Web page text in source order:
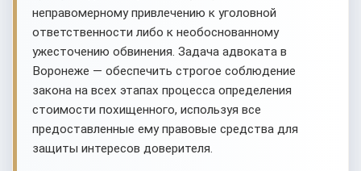
неправомерному привлечению к уголовной
ответственности либо к необоснованному
ужесточению обвинения. Задача адвоката в
Воронеже — обеспечить строгое соблюдение
закона на всех этапах процесса определения
стоимости похищенного, используя все
предоставленные ему правовые средства для
защиты интересов доверителя.